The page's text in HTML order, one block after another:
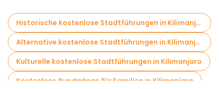
Historische kostenlose Stadtführungen in Kilimanjaro
Alternative kostenlose Stadtführungen in Kilimanjaro
Kulturelle kostenlose Stadtführungen in Kilimanjaro
Kostenlose Rundgänge für Familien in Kilimanjaro